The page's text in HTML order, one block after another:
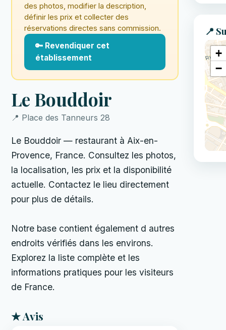
des photos, modifier la description,
définir les prix et collecter des
réservations directes sans commission.
🔑 Revendiquer cet
établissement
Le Bouddoir
📍 Place des Tanneurs 28
Le Bouddoir — restaurant à Aix-en-
Provence, France. Consultez les photos,
la localisation, les prix et la disponibilité
actuelle. Contactez le lieu directement
pour plus de détails.
Notre base contient également d autres
endroits vérifiés dans les environs.
Explorez la liste complète et les
informations pratiques pour les visiteurs
de France.
★ Avis
📍
+
−